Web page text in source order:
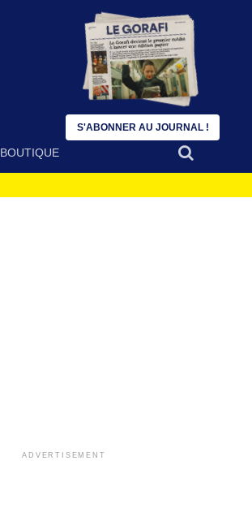
BOUTIQUE
ADVERTISEMENT
S'ABONNER AU JOURNAL !